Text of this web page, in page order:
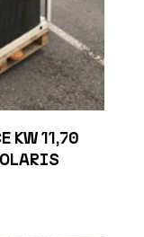
KW 11,70